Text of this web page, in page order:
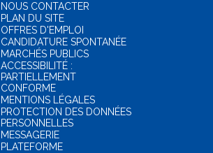
NOUS CONTACTER
PLAN DU SITE
OFFRES D'EMPLOI
CANDIDATURE SPONTANÉE
MARCHÉS PUBLICS
ACCESSIBILITÉ :
PARTIELLEMENT
CONFORME
MENTIONS LÉGALES
PROTECTION DES DONNÉES
PERSONNELLES
MESSAGERIE
PLATEFORME